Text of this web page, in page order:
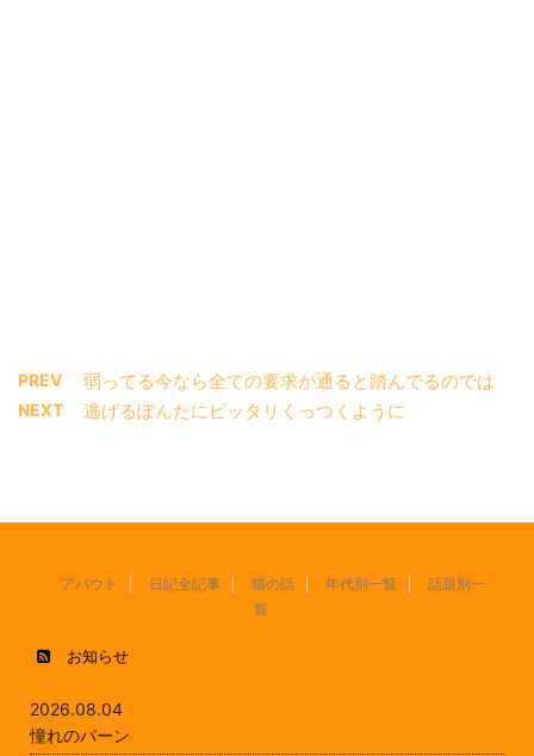
PREV 弱ってる今なら全ての要求が通ると踏んでるのでは
NEXT 逃げるぽんたにピッタリくっつくように
アバウト 日記全記事 猫の話 年代別一覧
話題別一
覧
お知らせ
2026.08.04
憧れのバーン